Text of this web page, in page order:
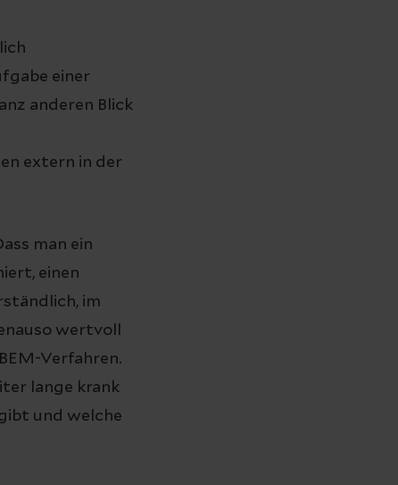
einer
anderen Blick
extern in der
man ein
einen
im
wertvoll
Verfahren.
lange krank
und welche